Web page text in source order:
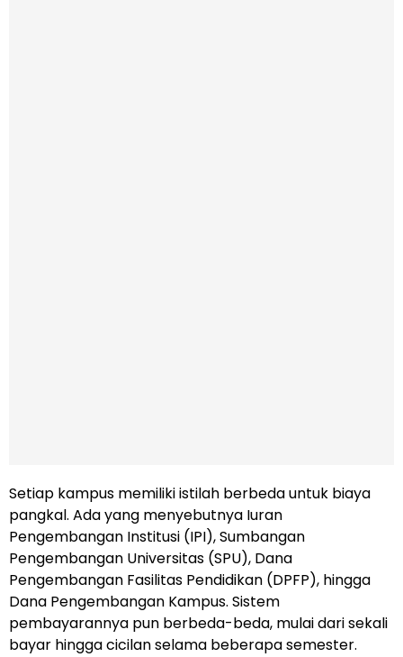
Setiap kampus memiliki istilah berbeda untuk biaya
pangkal. Ada yang menyebutnya Iuran
Pengembangan Institusi (IPI), Sumbangan
Pengembangan Universitas (SPU), Dana
Pengembangan Fasilitas Pendidikan (DPFP), hingga
Dana Pengembangan Kampus. Sistem
pembayarannya pun berbeda-beda, mulai dari sekali
bayar hingga cicilan selama beberapa semester.